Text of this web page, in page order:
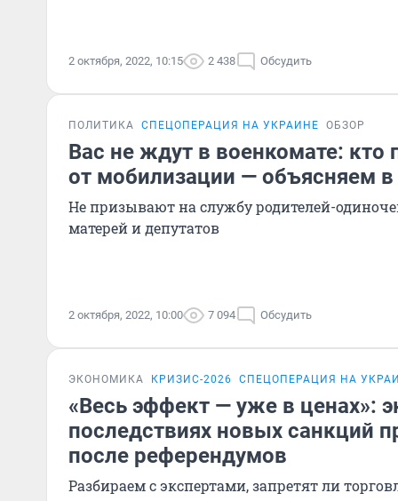
2 октября, 2022, 10:15 2 438 Обсудить
ПОЛИТИКА СПЕЦОПЕРАЦИЯ НА УКРАИНЕ ОБЗОР
Вас не ждут в военкомате: кто
от мобилизации — объясняем в
Не призывают на службу родителей-
матерей и депутатов
2 октября, 2022, 10:00 7 094 Обсудить
ЭКОНОМИКА КРИЗИС-2026 СПЕЦОПЕРАЦИЯ НА
«Весь эффект — уже в ценах»:
последствиях новых санкций
после референдумов
Разбираем с экспертами, запретят ли